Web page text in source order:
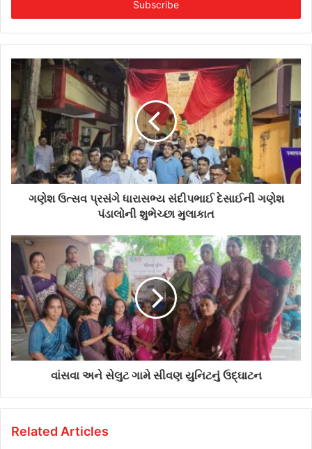
r
y
u
m
a
l
a
d
s
ગણેશ ઉત્સવ પ્રસંગે ધારાસભ્ય સંદીપભાઈ દેસાઈની ગણેશ
પંડાલોની શુભેચ્છા મુલાકાત
વાંસવા અને સેલુટ ગામે સીવણ યુનિટનું ઉદ્ઘાટન
Related Articles